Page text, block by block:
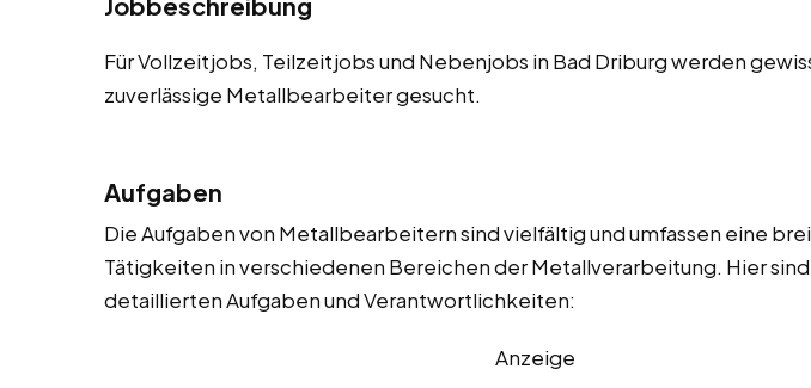
Für Vollzeitjobs, Teilzeitjobs und Nebenjobs in Bad Driburg werden
zuverlässige Metallbearbeiter gesucht.
Aufgaben
Die Aufgaben von Metallbearbeitern sind vielfältig und umfassen eine
Tätigkeiten in verschiedenen Bereichen der Metallverarbeitung. Hier
detaillierten Aufgaben und Verantwortlichkeiten:
Anzeige